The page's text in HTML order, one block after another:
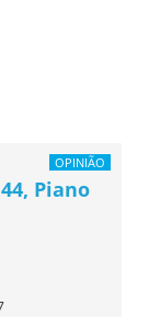
OPINIÃO
Piano